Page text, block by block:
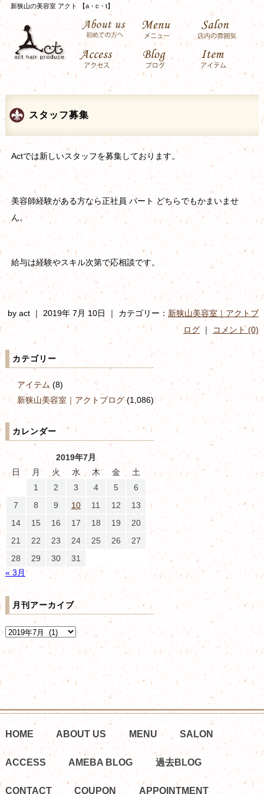
新狭山の美容室 アクト 【a・c・t】
スタッフ募集
Actでは新しいスタッフを募集しております。
美容師経験がある方なら正社員 パート どちらでもかまいませ
ん。
給与は経験やスキル次第で応相談です。
by act ｜ 2019年 7月 10日 ｜ カテゴリー： 新狭山美容室｜アクトブ
ログ ｜ コメント (0)
カテゴリー
アイテム (8)
新狭山美容室｜アクトブログ(1,086)
カレンダー
2019年7月
日
月 火 水 木 金
土
1
2 3 4 5
6
7
8 9 10 11 12
13
14
15 16 17 18 19
20
21
22 23 24 25 26
27
28
29 30
31
« 3月
月刊アーカイブ
HOME ABOUT US MENU SALON
ACCESS AMEBA BLOG 過去BLOG
CONTACT COUPON APPOINTMENT